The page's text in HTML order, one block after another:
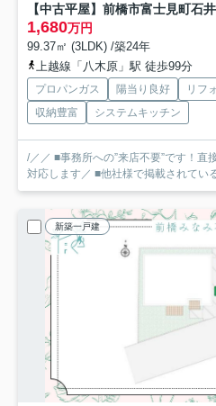
【中古平屋】前橋市富士見町
1,680万円
99.37㎡ (3LDK) /築24年
上越線「八木原」駅 徒歩99分
プロパンガス 陽当り良好 リフ
収納豊富
システムキッチン
/／／ ■事務所への”来店不要”です！直
対応します／ ■他社様で掲載されてい
新築一戸建